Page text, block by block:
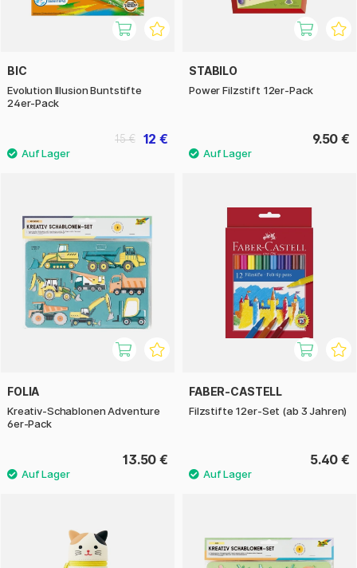
BIC
Evolution Illusion Buntstifte
24er-Pack
12 €
15 €
STABILO
Power Filzstift 12er-Pack
9.50 €
FOLIA
Kreativ-Schablonen Adventure
6er-Pack
13.50 €
FABER-CASTELL
Filzstifte 12er-Set (ab 3 Jahren)
5.40 €